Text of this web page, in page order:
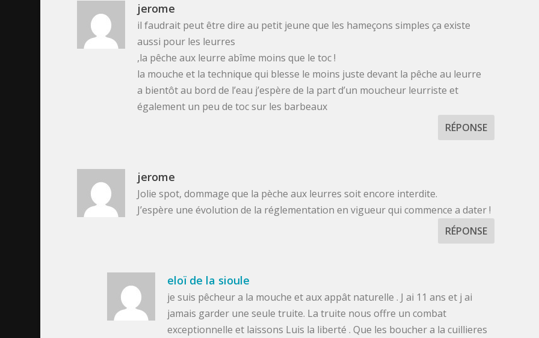
jerome
il faudrait peut être dire au petit jeune que les hameçons simples ça existe
aussi pour les leurres
,la pêche aux leurre abîme moins que le toc !
la mouche et la technique qui blesse le moins juste devant la pêche au leurre
a bientôt au bord de l’eau j’espère de la part d’un moucheur leurriste et
également un peu de toc sur les barbeaux
RÉPONSE
jerome
Jolie spot, dommage que la pèche aux leurres soit encore interdite.
J’espère une évolution de la réglementation en vigueur qui commence a dater !
RÉPONSE
eloï de la sioule
je suis pêcheur a la mouche et aux appât naturelle . J ai 11 ans et j ai
jamais garder une seule truite. La truite nous offre un combat
exceptionnelle et laissons Luis la liberté . Que les boucher a la cuillieres